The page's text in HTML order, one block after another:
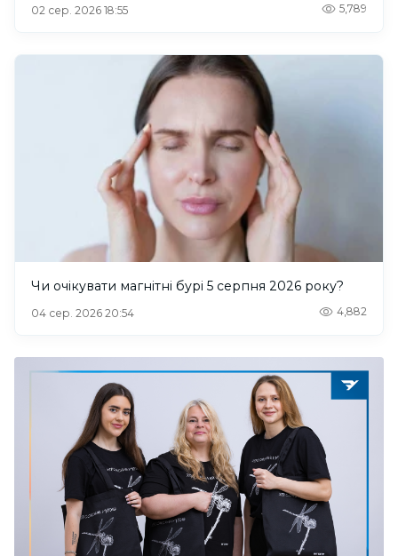
02 сер. 2026 18:55 5,789
Чи очікувати магнітні бурі 5 серпня 2026 року?
04 сер. 2026 20:54 4,882